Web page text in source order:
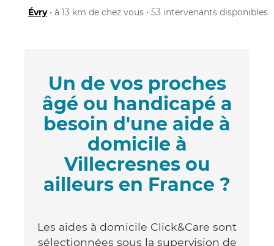
Évry• à 13 km de chez vous • 53 intervenants disponibles
Un de vos proches
âgé ou handicapé a
besoin d'une aide à
domicile à
Villecresnes ou
ailleurs en France ?
Les aides à domicile Click&Care sont
sélectionnées sous la supervision de